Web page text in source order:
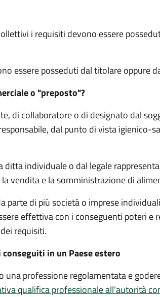
i requisiti devono essere
essere posseduti daltitolare oppure
o "preposto"?
di collaboratore o di designato dal
dal punto di vista
individuale o dal legale
vendita e la somministrazione di
parte di più società o imprese
effettiva con i conseguenti poteri
requisiti.
in un Paese estero
professione regolamentata e
qualifica professionale all’autorità